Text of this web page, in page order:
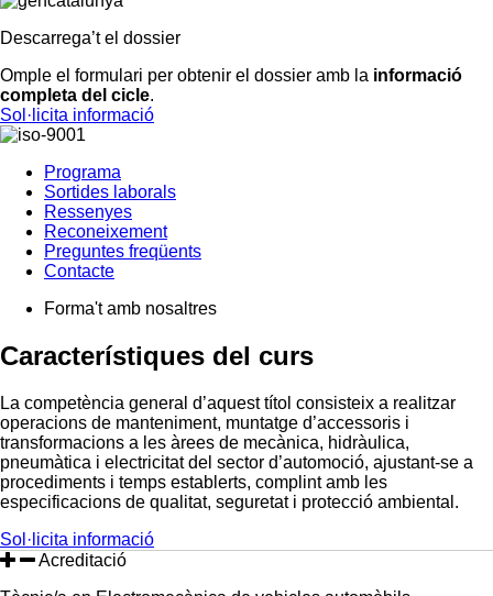
Descarrega’t el dossier
Omple el formulari per obtenir el dossier amb la informació
completa del cicle.
Sol·licita informació
Programa
Sortides laborals
Ressenyes
Reconeixement
Preguntes freqüents
Contacte
Forma't amb nosaltres
Característiques del curs
La competència general d’aquest títol consisteix a realitzar
operacions de manteniment, muntatge d’accessoris i
transformacions a les àrees de mecànica, hidràulica,
pneumàtica i electricitat del sector d’automoció, ajustant-se a
procediments i temps establerts, complint amb les
especificacions de qualitat, seguretat i protecció ambiental.
Sol·licita informació
Acreditació